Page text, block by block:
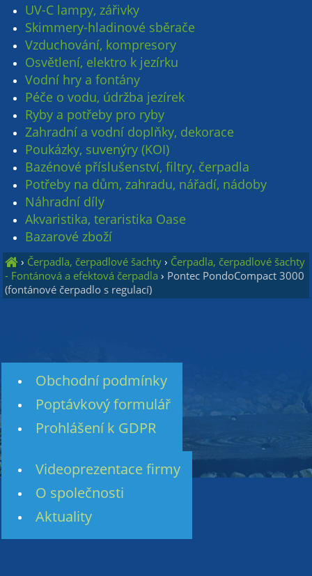
UV-C lampy, zářivky
Skimmery-hladinové sběrače
Vzduchování, kompresory
Osvětlení, elektro k jezírku
Vodní hry a fontány
Péče o vodu, údržba jezírek
Ryby a potřeby pro ryby
Zahradní a vodní doplňky, dekorace
Poukázky, suvenýry (KOI)
Bazénové příslušenství, filtry, čerpadla
Potřeby na dům, zahradu, nářadí, nádoby
Náhradní díly
Akvaristika, teraristika Oase
Bazarové zboží
› Čerpadla, čerpadlové šachty › Čerpadla, čerpadlové šachty
- Fontánová a efektová čerpadla › Pontec PondoCompact 3000
(fontánové čerpadlo s regulací)
Obchodní podmínky
Poptávkový formulář
Prohlášení k GDPR
Videoprezentace firmy
O společnosti
Aktuality